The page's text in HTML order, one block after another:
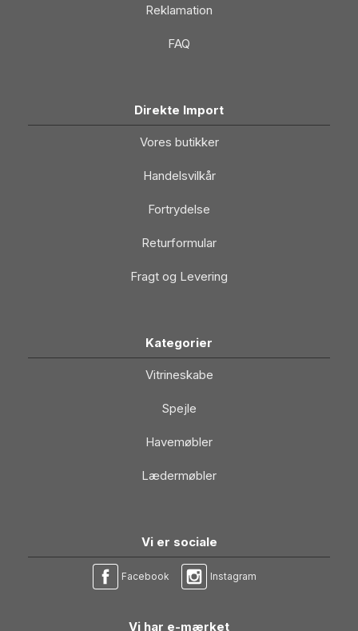
Reklamation
FAQ
Direkte Import
Vores butikker
Handelsvilkår
Fortrydelse
Returformular
Fragt og Levering
Kategorier
Vitrineskabe
Spejle
Havemøbler
Lædermøbler
Vi er sociale
Facebook Instagram
Vi har e-mærket